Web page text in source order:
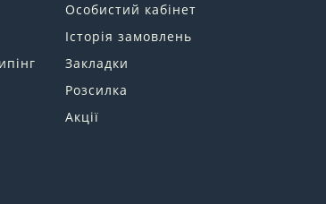
Особистий кабінет
Історія замовлень
Закладки
Розсилка
Акції